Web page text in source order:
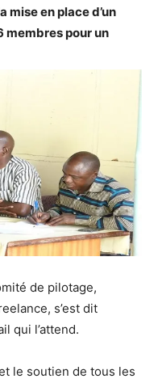
mise en place d’un
membres pour un
de pilotage,
s’est dit
qui l’attend.
le soutien de tous les